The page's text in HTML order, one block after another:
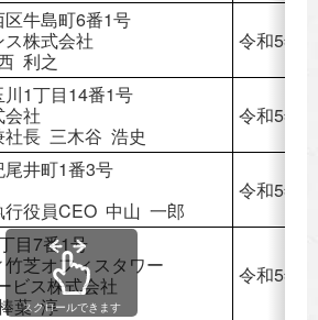
牛島町6番1号
ス株式会社
利之
令和5年4
1丁目14番1号
社
社長 三木谷 浩史
令和5年4
井町1番3号
行役員CEO 中山 一郎
令和5年4
目7番1号
芝オフィスタワー
ビス株式会社
葉 淳
令和5年4
スクロールできます